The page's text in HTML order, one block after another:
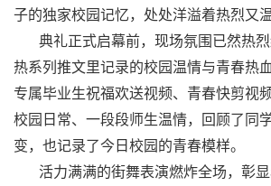
子的独家校园记忆，处处洋溢着热烈又
典礼正式启幕前，现场氛围已然热
热系列推文里记录的校园温情与青春热
专属毕业生祝福欢送视频、青春快剪视
校园日常、一段段师生温情，回顾了同
变，也记录了今日校园的青春模样。
活力满满的街舞表演燃炸全场，彰